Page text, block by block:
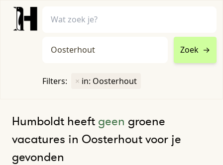
Zoek →
Filters: × in: Oosterhout
Humboldt heeft geen groene
vacatures in Oosterhout voor je
gevonden